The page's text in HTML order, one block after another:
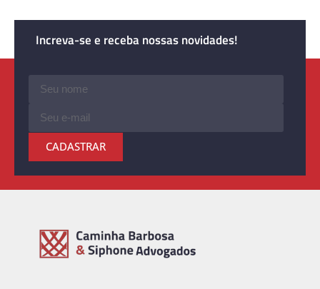
Increva-se e receba nossas novidades!
CADASTRAR